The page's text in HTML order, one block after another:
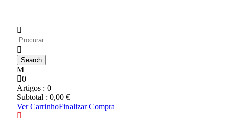
0
Artigos : 0
Subtotal : 0,00 €
Ver CarrinhoFinalizar Compra